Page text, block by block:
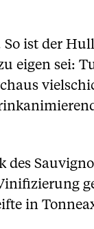
ist der
eigen sei:
in